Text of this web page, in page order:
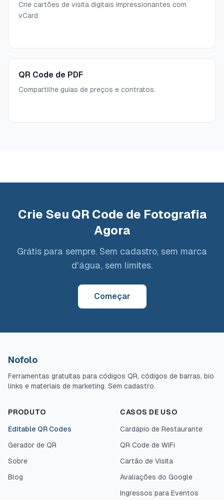
Crie cartões de visita digitais impressionantes com
vCard.
QR Code de PDF
Compartilhe guias de preços e contratos.
Crie Seu QR Code de Fotografia
Agora
Grátis para sempre. Sem cadastro, sem marca
d'água, sem limites.
Começar
Nofolo
Ferramentas gratuitas para códigos QR, códigos de barras, bio
links e materiais de marketing. Sem cadastro.
PRODUTO
Editable QR Codes
Gerador de QR
Sobre
Blog
CASOS DE USO
Cardápio de Restaurante
QR Code de WiFi
Cartão de Visita
Avaliações do Google
Ingressos para Eventos